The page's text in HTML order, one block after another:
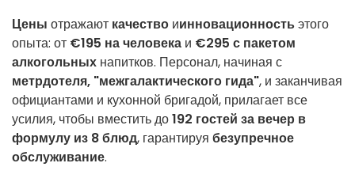
Цены отражают качество иинновационностьэтого
опыта: от €195 на человека и €295 с пакетом
алкогольных напитков. Персонал, начиная с
метрдотеля, "межгалактического гида", и заканчивая
официантами и кухонной бригадой, прилагает все
усилия, чтобы вместить до192 гостей за вечер в
формулу из 8 блюд, гарантируя безупречное
обслуживание.